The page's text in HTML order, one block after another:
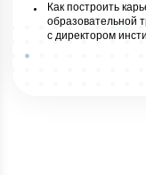
Как построить
образовательной
с директором